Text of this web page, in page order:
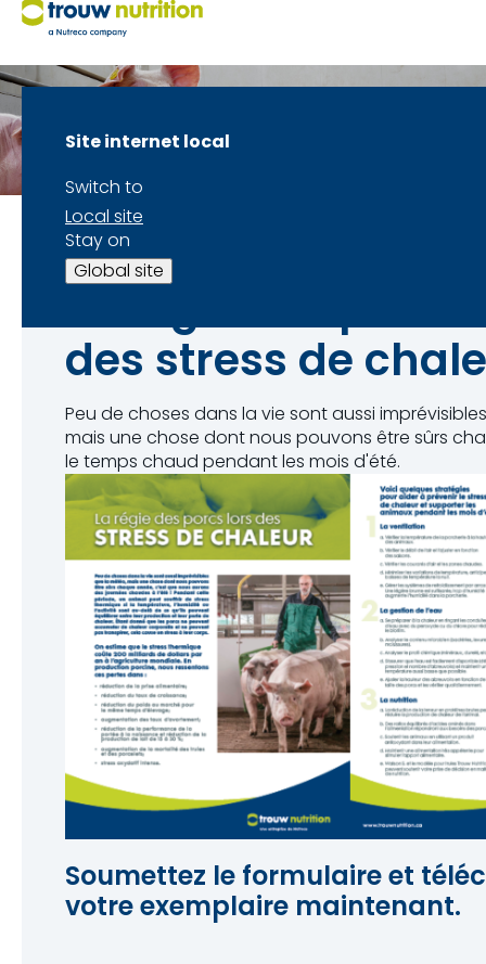
Site internet local
Switch to
Local site
Stay on
Global site
des stress de
Peu de choses dans la vie sont aussi
mais une chose dont nous pouvons être sûrs
le temps chaud pendant les mois d'été.
Soumettez le formulaire et
votre exemplaire maintenant.